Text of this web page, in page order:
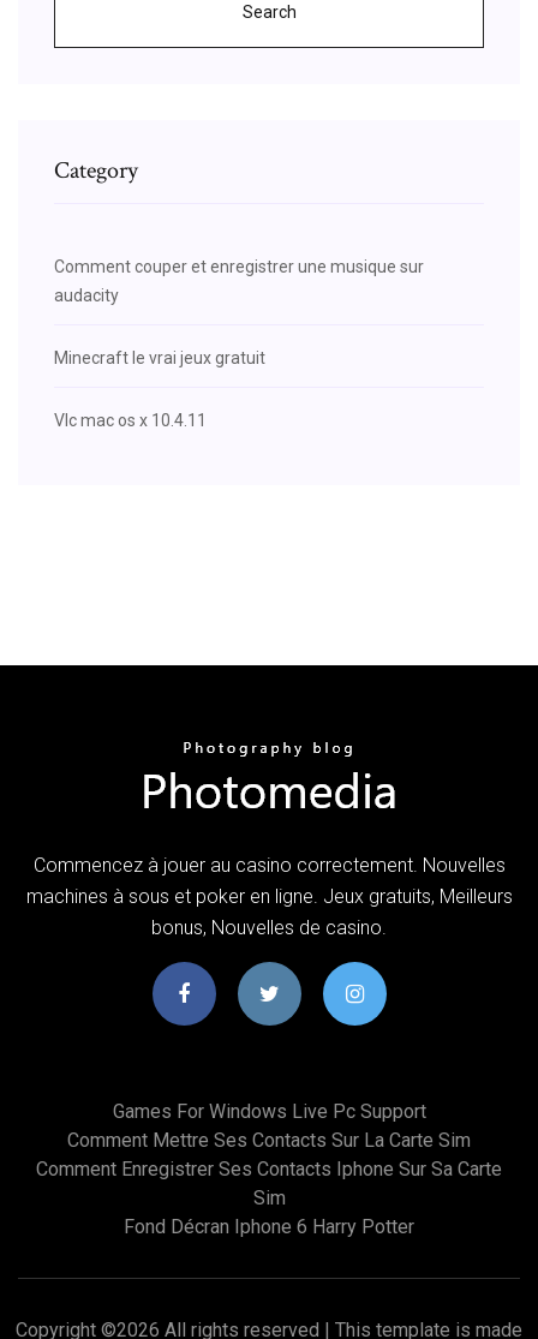
Search
Category
Comment couper et enregistrer une musique sur
audacity
Minecraft le vrai jeux gratuit
Vlc mac os x 10.4.11
Commencez à jouer au casino correctement. Nouvelles
machines à sous et poker en ligne. Jeux gratuits, Meilleurs
bonus, Nouvelles de casino.
Games For Windows Live Pc Support
Comment Mettre Ses Contacts Sur La Carte Sim
Comment Enregistrer Ses Contacts Iphone Sur Sa Carte
Sim
Fond Décran Iphone 6 Harry Potter
Copyright ©2026 All rights reserved | This template is made